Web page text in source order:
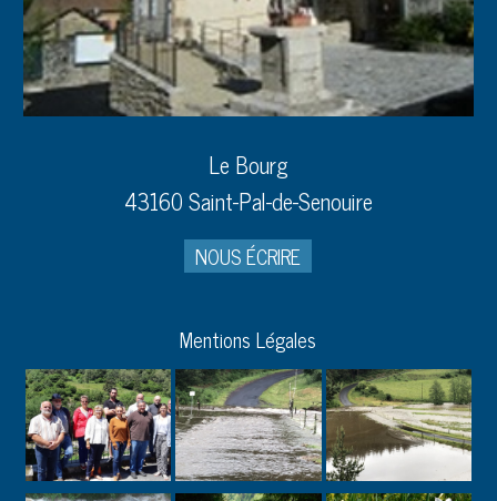
Le Bourg
43160 Saint-Pal-de-Senouire
NOUS ÉCRIRE
Mentions Légales